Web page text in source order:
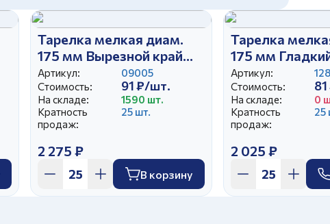
Тарелка мелкая диам.
175 мм Вырезной край
Натали
Артикул:
09005
Стоимость:
91 ₽/шт.
На складе:
1590 шт.
Кратность
продаж:
25 шт.
2 275 ₽
В корзину
Тарелка
175 мм
Вишня (25)
Артикул:
Стоимость:
На складе:
0
Кратность
продаж:
25
2 025 ₽